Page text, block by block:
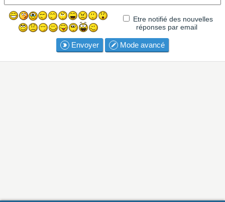
Etre notifié des nouvelles
réponses par email
Envoyer Mode avancé